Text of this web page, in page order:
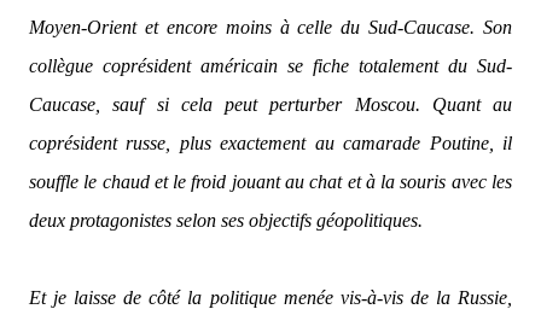
Moyen-Orient et encore moins à celle du Sud-Caucase. Son
collègue coprésident américain se fiche totalement du Sud-
Caucase, sauf si cela peut perturber Moscou. Quant au
coprésident russe, plus exactement au camarade Poutine, il
souffle le chaud et le froid jouant au chat et à la souris avec les
deux protagonistes selon ses objectifs géopolitiques.
Et je laisse de côté la politique menée vis-à-vis de la Russie,